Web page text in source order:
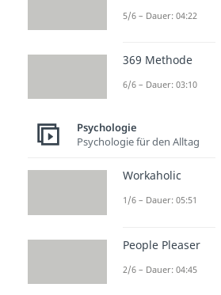
5/6 – Dauer: 04:22
369 Methode
6/6 – Dauer: 03:10
Psychologie
Psychologie für den Alltag
Workaholic
1/6 – Dauer: 05:51
People Pleaser
2/6 – Dauer: 04:45